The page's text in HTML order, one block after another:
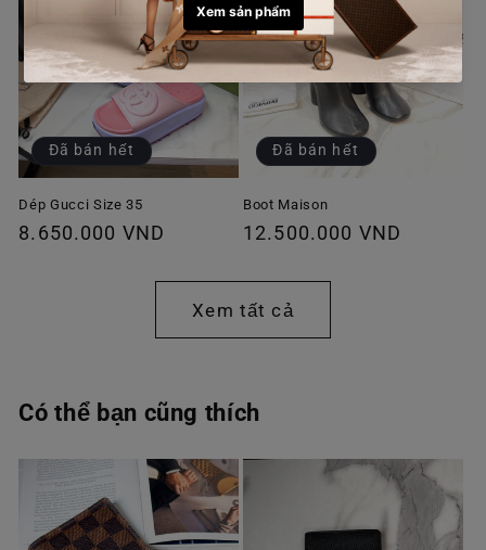
Đã bán hết
Dép Gucci Size 35
Giá
8.650.000 VND
Đã bán hết
Boot Maison
Giá
thường
12.500.000 VND
Xem tất cả
Có thể bạn cũng thích